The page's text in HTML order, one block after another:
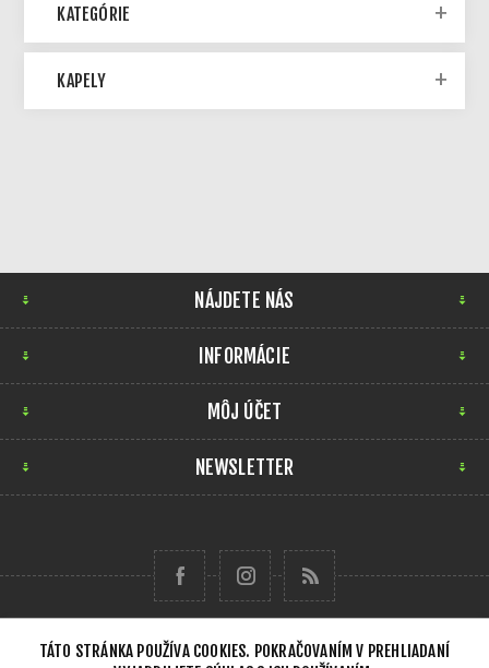
KATEGÓRIE
KAPELY
NÁJDETE NÁS
INFORMÁCIE
MÔJ ÚČET
NEWSLETTER
TÁTO STRÁNKA POUŽÍVA COOKIES. POKRAČOVANÍM V PREHLIADANÍ